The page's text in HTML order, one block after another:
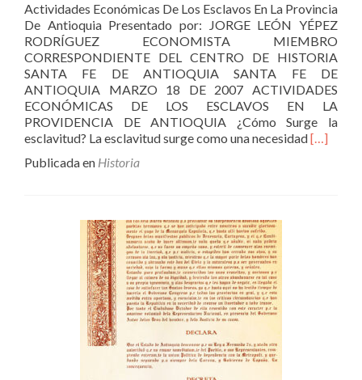
Actividades Económicas De Los Esclavos En La Provincia
De Antioquia Presentado por: JORGE LEÓN YÉPEZ
RODRÍGUEZ ECONOMISTA MIEMBRO
CORRESPONDIENTE DEL CENTRO DE HISTORIA
SANTA FE DE ANTIOQUIA SANTA FE DE
ANTIOQUIA MARZO 18 DE 2007 ACTIVIDADES
ECONÓMICAS DE LOS ESCLAVOS EN LA
PROVIDENCIA DE ANTIOQUIA ¿Cómo Surge la
esclavitud? La esclavitud surge como una necesidadLeer
[…]
Publicada en Historia